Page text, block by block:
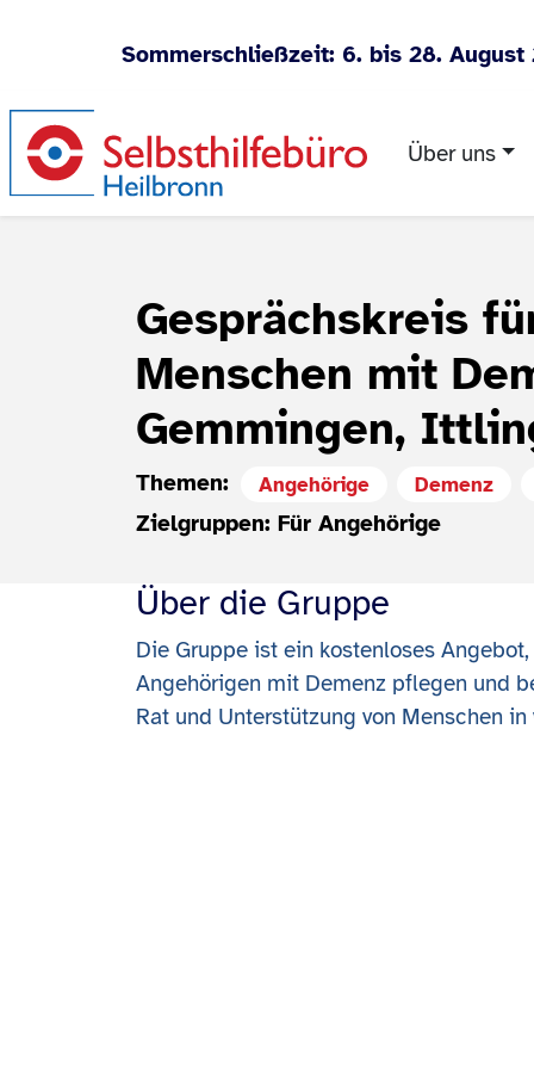
Zum Inhalt springen
Sommerschließzeit: 6. bis 28. August
Über uns
Gesprächskreis
Menschen mit
Gemmingen,
Themen: Angehörige Demenz
Zielgruppen: Für Angehörige
Über die Gruppe
Die Gruppe ist ein kostenloses
Angehörigen mit Demenz pflegen und
Rat und Unterstützung von Menschen